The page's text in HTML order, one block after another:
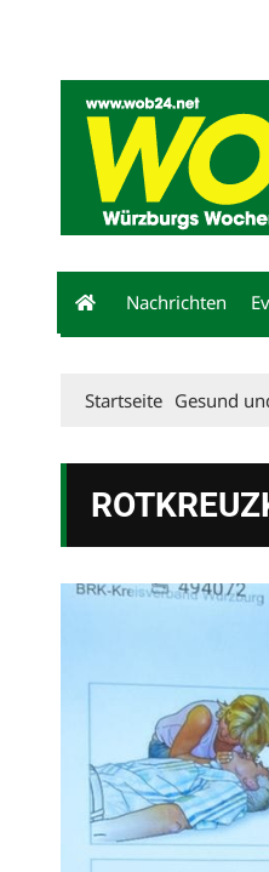
Nachrichten
Startseite Gesund